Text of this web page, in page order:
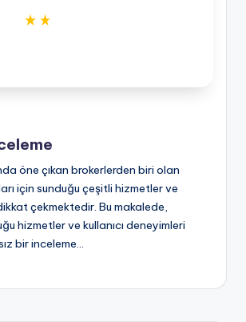
öne çıkan brokerlerden biri olan
için sunduğu çeşitli hizmetler ve
çekmektedir. Bu makalede,
hizmetler ve kullanıcı deneyimleri
bir inceleme…